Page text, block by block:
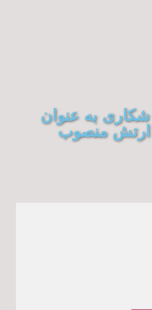
شکاری به عنوان
ارتش منصوب